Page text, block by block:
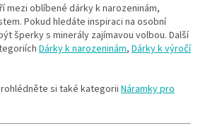
mezi oblíbené dárky k narozeninám,
Pokud hledáte inspiraci na osobní
šperky s minerály zajímavou volbou. Další
Dárky k narozeninám, Dárky k výročí
si také kategorii Náramky pro